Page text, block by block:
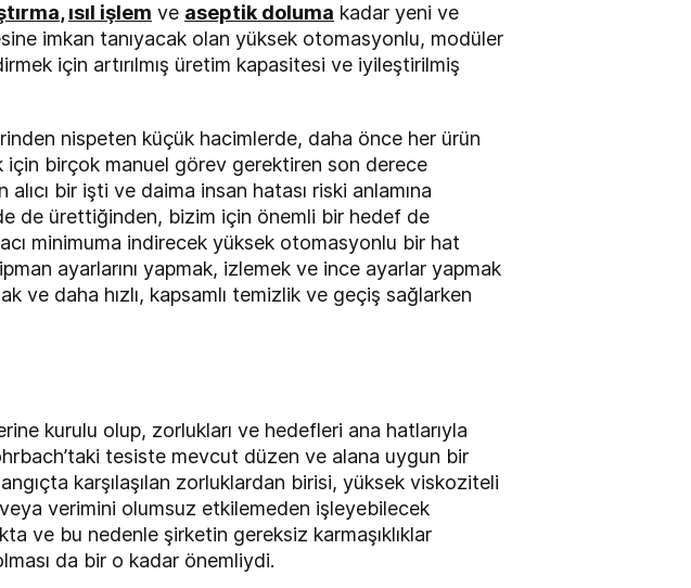
,ısıl işlem ve aseptik doluma kadar yeni ve
imkan tanıyacak olan yüksek otomasyonlu, modüler
için artırılmış üretim kapasitesi ve iyileştirilmiş
nispeten küçük hacimlerde, daha önce her ürün
için birçok manuel görev gerektiren son derece
bir işti ve daima insan hatası riski anlamına
de ürettiğinden, bizim için önemli bir hedef de
minimuma indirecek yüksek otomasyonlu bir hat
ayarlarını yapmak, izlemek ve ince ayarlar yapmak
ve daha hızlı, kapsamlı temizlik ve geçiş sağlarken
kurulu olup, zorlukları ve hedefleri ana hatlarıyla
tesiste mevcut düzen ve alana uygun bir
karşılaşılan zorluklardan birisi, yüksek viskoziteli
verimini olumsuz etkilemeden işleyebilecek
ve bu nedenle şirketin gereksiz karmaşıklıklar
da bir o kadar önemliydi.